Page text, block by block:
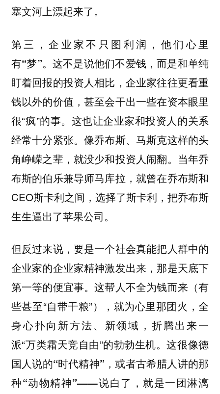
塞文河上漂起来了。
第三，企业家不只图利润，他们心里
有“梦”。这不是说他们不爱钱，而是和单纯
盯着回报的投资人相比，企业家往往更看重
钱以外的价值，甚至会干出一些在资本眼里
很“疯”的事。这也让企业家和投资人的关系
经常十分紧张。像乔布斯、马斯克这样的头
角峥嵘之辈，就没少和投资人闹翻。当年乔
布斯的伯乐兼导师马库拉，就曾在乔布斯和
CEO斯卡利之间，选择了斯卡利，把乔布斯
生生逼出了苹果公司。
但反过来说，要是一个社会真能把人群中的
企业家的企业家精神激发出来，那是天底下
第一等的便宜事。这帮人不全为钱而来（有
些甚至“自带干粮”），就为心里那团火，全
身心扑向新方法、新领域，折腾出来一
派“万类霜天竞自由”的勃勃生机。这很像德
国人说的“时代精神”，或者古希腊人讲的那
种“动物精神”——说白了，就是一团淋漓